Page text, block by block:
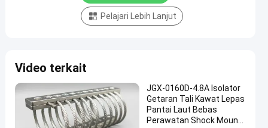
lingkungan
untuk
kondisi
ekstrim
Pelajari Lebih Lanjut
Video terkait
JGX-0160D-4.8A Isolator
Getaran Tali Kawat Lepas
Pantai Laut Bebas
Perawatan Shock Mount